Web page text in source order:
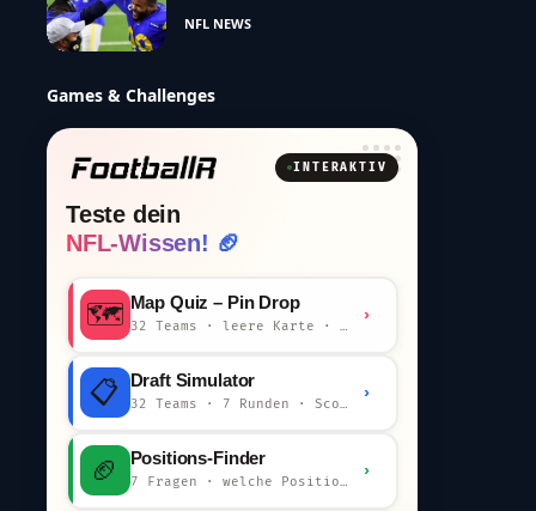
NFL NEWS
Games & Challenges
INTERAKTIV
Teste dein
NFL-Wissen! 🏈
🗺️ Map Quiz – Pin Drop
32 Teams · leere Karte · km-Wertung
›
📋 Draft Simulator
32 Teams · 7 Runden · Scout-Kommentar
›
🏈 Positions-Finder
7 Fragen · welche Position bist du?
›